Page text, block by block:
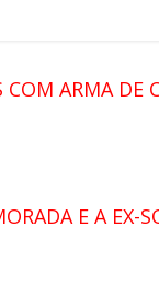
COM ARMA DE
E A EX-